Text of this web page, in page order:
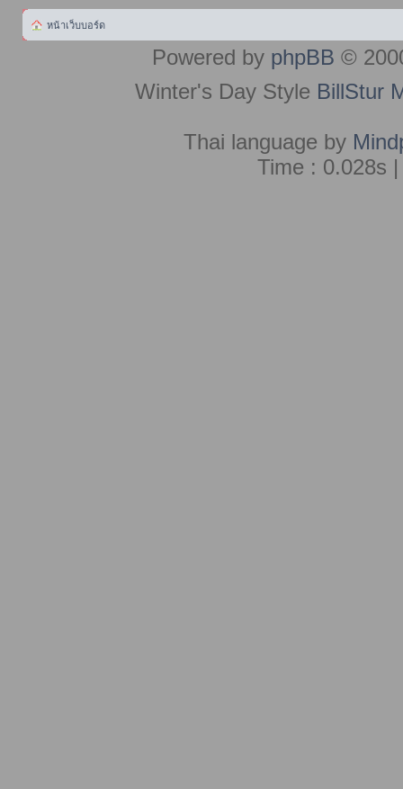
หน้าเว็บบอร์ด
Powered by phpBB ©
Winter's Day Style BillStur
Thai language by
Time : 0.028s